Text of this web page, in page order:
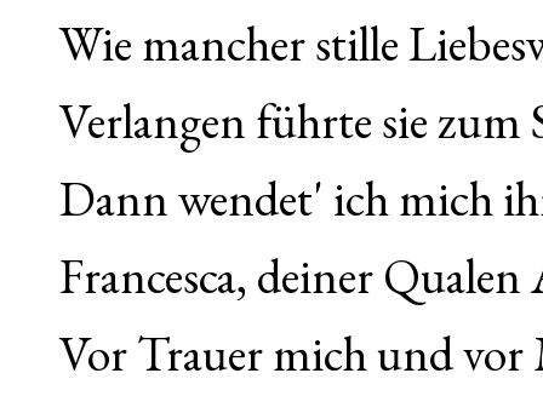
Wie mancher stille
Verlangen führte sie zum
Dann wendet' ich mich
Francesca, deiner
Vor Trauer mich und